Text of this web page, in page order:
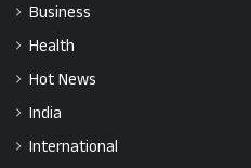
Business
Health
Hot News
India
International